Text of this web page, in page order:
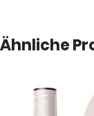
Ähnliche